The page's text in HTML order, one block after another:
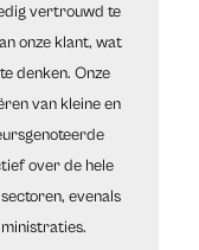
vertrouwd te
onze klant, wat
denken. Onze
van kleine en
over de hele
evenals